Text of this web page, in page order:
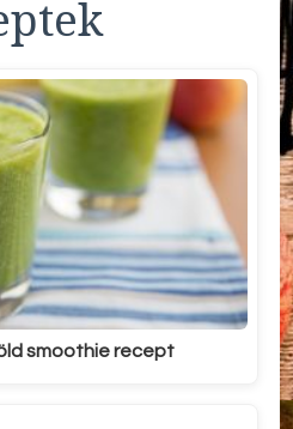
smoothie recept